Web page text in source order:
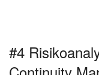
#4